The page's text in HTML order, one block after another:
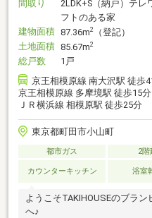
間取り
2LDK+S（納戸）テ
フトのある家
建物面積 87.36m2
（登記）
土地面積 85.67m2
総戸数
1戸
京王相模原線 南大沢駅 徒歩
京王相模原線 多摩境駅 徒歩15分
ＪＲ横浜線 相模原駅 徒歩25分
東京都町田市小山町
都市ガス 2階
カウンターキッチン 浴室
ようこそTAKIHOUSEのブラ
へ♪